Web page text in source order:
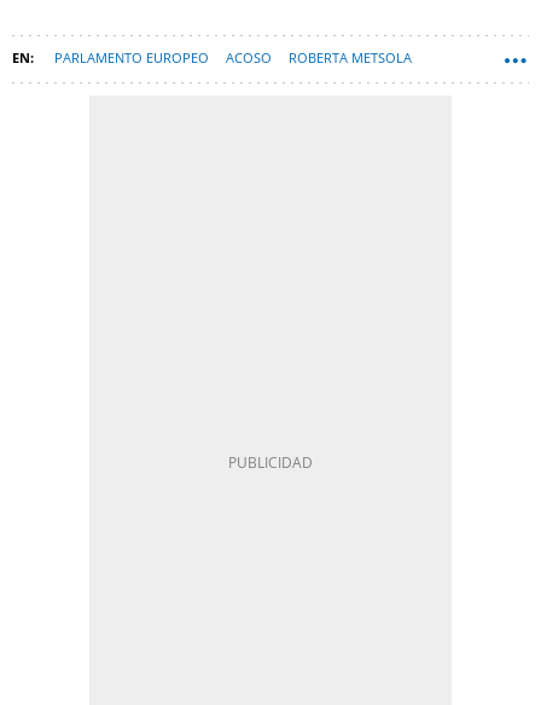
PARLAMENTO EUROPEO ACOSO ROBERTA METSOLA